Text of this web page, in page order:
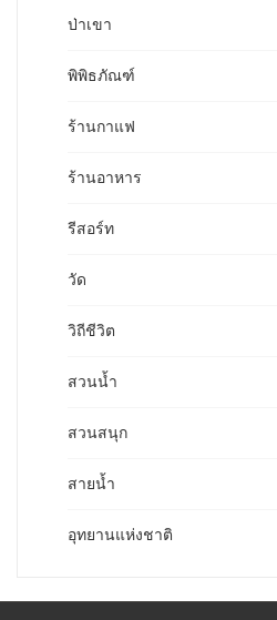
ป่าเขา
พิพิธภัณฑ์
ร้านกาแฟ
ร้านอาหาร
รีสอร์ท
วัด
วิถีชีวิต
สวนน้ำ
สวนสนุก
สายน้ำ
อุทยานแห่งชาติ